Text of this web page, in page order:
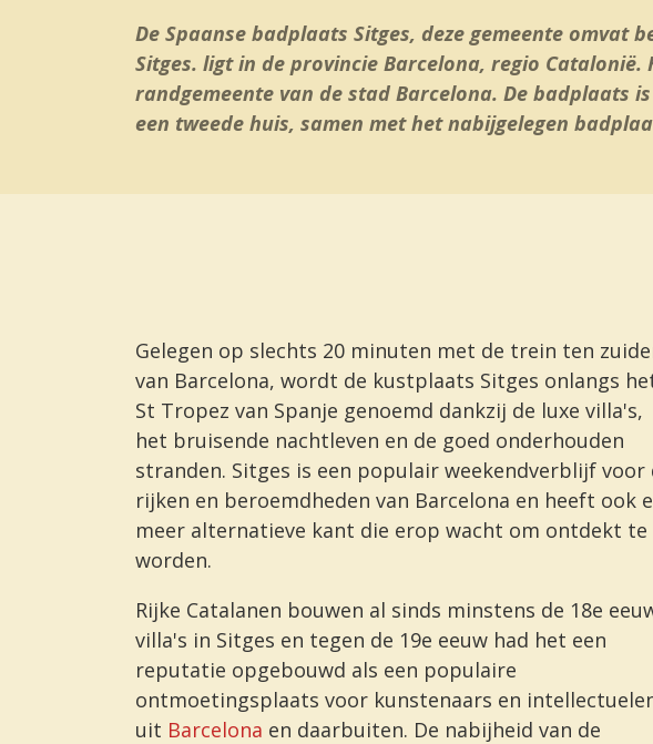
De Spaanse badplaats Sitges, deze gemeente omvat
Sitges. ligt in de provincie Barcelona, regio
randgemeente van de stad Barcelona. De badplaats
een tweede huis, samen met het nabijgelegen
Gelegen op slechts 20 minuten met de trein ten
van Barcelona, wordt de kustplaats Sitges onlangs
St Tropez van Spanje genoemd dankzij de luxe villa's,
het bruisende nachtleven en de goed onderhouden
stranden. Sitges is een populair weekendverblijf voor
rijken en beroemdheden van Barcelona en heeft ook
meer alternatieve kant die erop wacht om ontdekt te
worden.
Rijke Catalanen bouwen al sinds minstens de 18e
villa's in Sitges en tegen de 19e eeuw had het een
reputatie opgebouwd als een populaire
ontmoetingsplaats voor kunstenaars en
uit Barcelona en daarbuiten. De nabijheid van de